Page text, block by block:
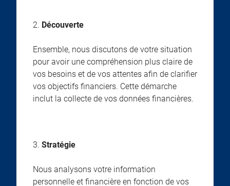
2. Découverte
Ensemble, nous discutons de votre situation
pour avoir une compréhension plus claire de
vos besoins et de vos attentes afin de clarifier
vos objectifs financiers. Cette démarche
inclut la collecte de vos données financières.
3. Stratégie
Nous analysons votre information
personnelle et financière en fonction de vos